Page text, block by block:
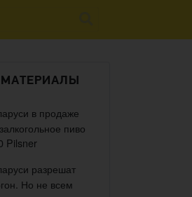
в продаже
пиво
Pilsner
разрешат
Но не всем